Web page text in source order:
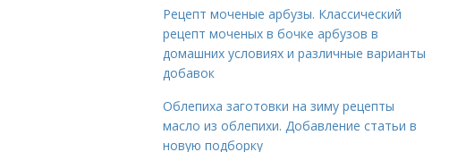
Рецепт моченые арбузы. Классический
рецепт моченых в бочке арбузов в
домашних условиях и различные варианты
добавок
Облепиха заготовки на зиму рецепты
масло из облепихи. Добавление статьи в
новую подборку